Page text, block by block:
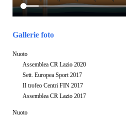
Gallerie foto
Nuoto
Assemblea CR Lazio 2020
Sett. Europea Sport 2017
II trofeo Centri FIN 2017
Assemblea CR Lazio 2017
Nuoto